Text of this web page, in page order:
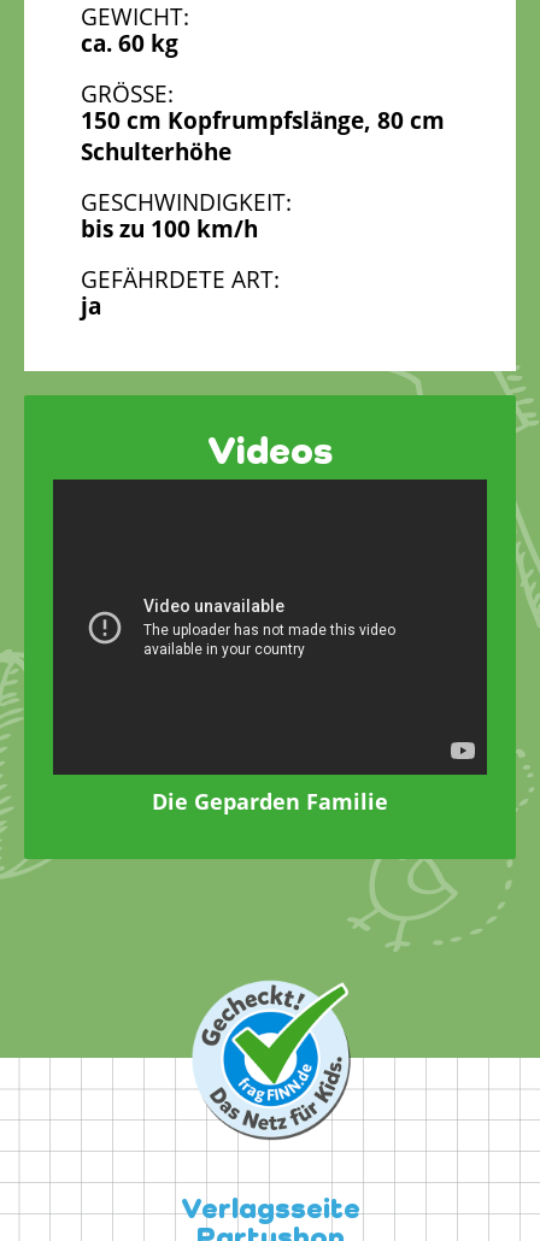
GEWICHT:
ca. 60 kg
GRÖSSE:
150 cm Kopfrumpfslänge, 80 cm
Schulterhöhe
GESCHWINDIGKEIT:
bis zu 100 km/h
GEFÄHRDETE ART:
ja
Videos
Die Geparden Familie
Verlagsseite